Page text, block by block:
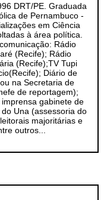
DRT/PE. Graduada
de Pernambuco -
em Ciência
à área política.
Rádio
(Recife); Rádio
(Recife);TV Tupi
Diário de
na Secretaria de
de reportagem);
gabinete de
Una (assessoria do
majoritárias e
outros...